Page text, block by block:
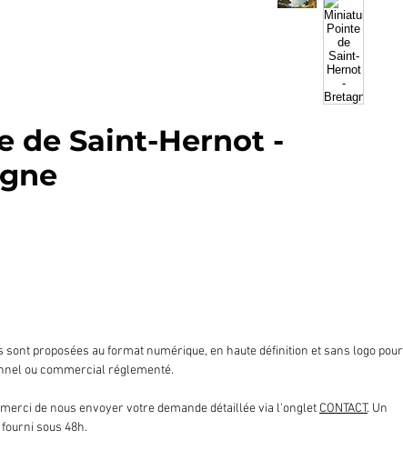
de Saint-Hernot -
sont proposées au format numérique, en haute définition et sans logo pour
ou commercial réglementé.
de nous envoyer votre demande détaillée via l'onglet CONTACT. Un
sous 48h.